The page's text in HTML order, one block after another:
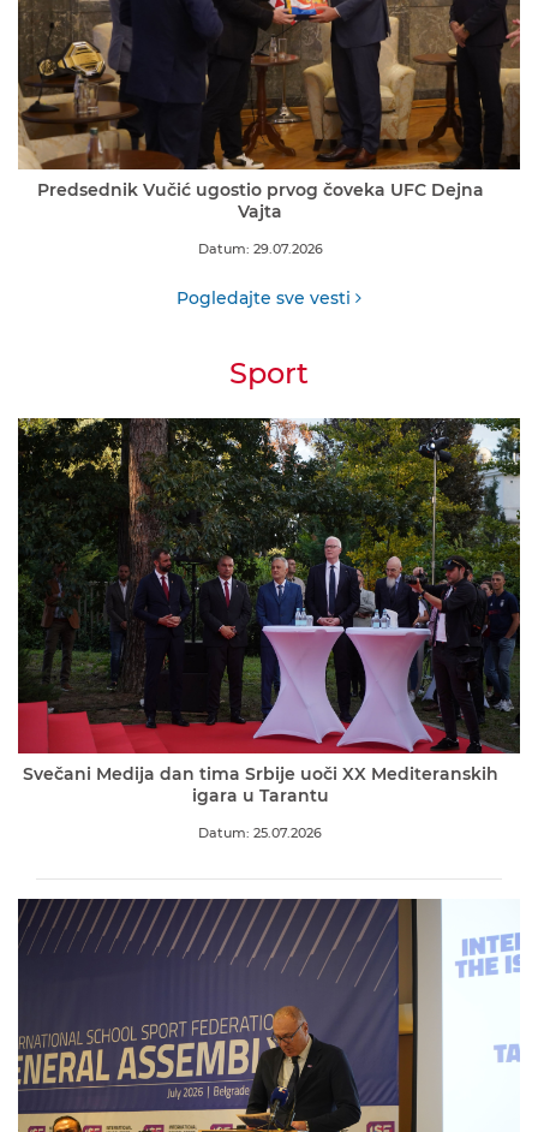
Predsednik Vučić ugostio prvog čoveka UFC Dejna
Vajta
Datum: 29.07.2026
Pogledajte sve vesti
Sport
Svečani Medija dan tima Srbije uoči XX Mediteranskih
igara u Tarantu
Datum: 25.07.2026